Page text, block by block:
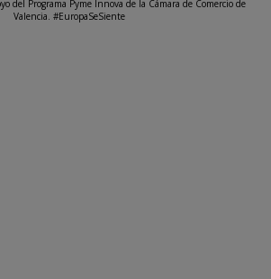
del Programa Pyme Innova de la Cámara de Comercio de
Valencia. #EuropaSeSiente